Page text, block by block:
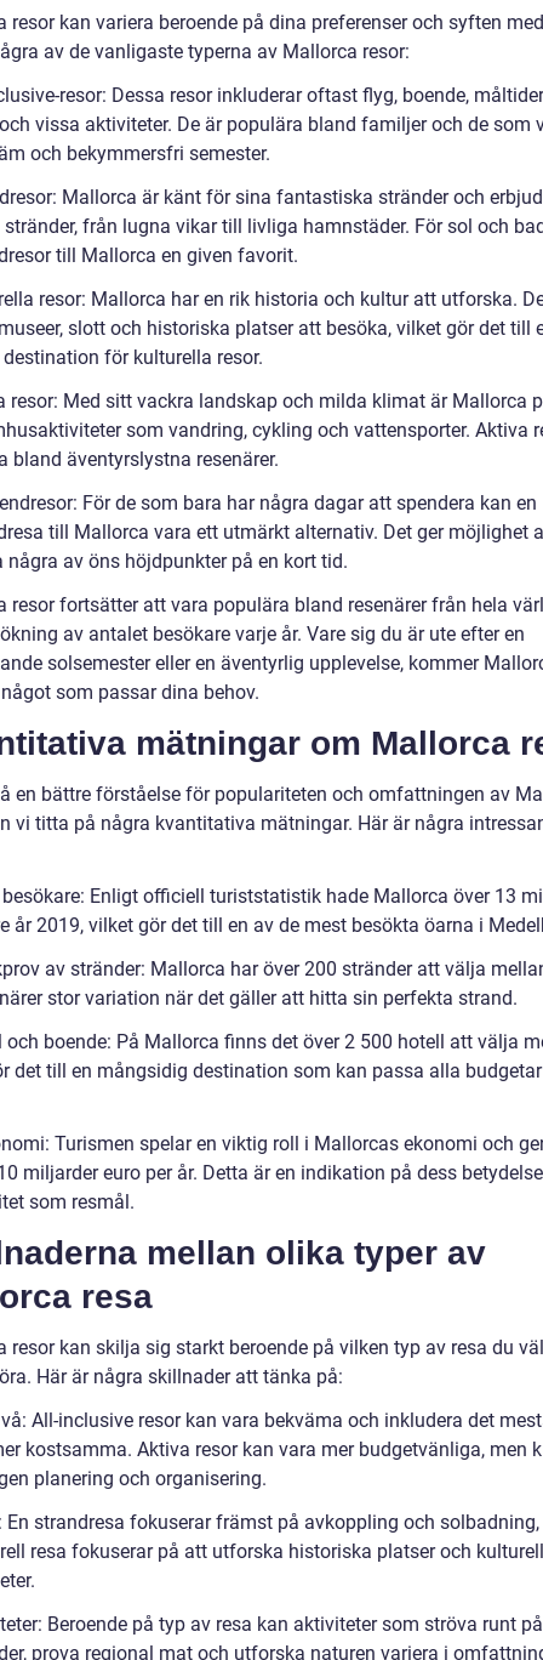
resor kan variera beroende på dina preferenser och syften
av de vanligaste typerna av Mallorca resor:
resor: Dessa resor inkluderar oftast flyg, boende,
vissa aktiviteter. De är populära bland familjer och de som
och bekymmersfri semester.
Mallorca är känt för sina fantastiska stränder och
stränder, från lugna vikar till livliga hamnstäder. För sol och
till Mallorca en given favorit.
resor: Mallorca har en rik historia och kultur att utforska.
slott och historiska platser att besöka, vilket gör det till
för kulturella resor.
resor: Med sitt vackra landskap och milda klimat är Mallorca
som vandring, cykling och vattensporter. Aktiva
bland äventyrslystna resenärer.
För de som bara har några dagar att spendera kan en
till Mallorca vara ett utmärkt alternativ. Det ger möjlighet
några av öns höjdpunkter på en kort tid.
resor fortsätter att vara populära bland resenärer från hela
av antalet besökare varje år. Vare sig du är ute efter en
solsemester eller en äventyrlig upplevelse, kommer
som passar dina behov.
mätningar om Mallorca
en bättre förståelse för populariteten och omfattningen av
vi titta på några kvantitativa mätningar. Här är några
Enligt officiell turiststatistik hade Mallorca över 13
år 2019, vilket gör det till en av de mest besökta öarna i
av stränder: Mallorca har över 200 stränder att välja
stor variation när det gäller att hitta sin perfekta strand.
och boende: På Mallorca finns det över 2 500 hotell att välja
det till en mångsidig destination som kan passa alla
Turismen spelar en viktig roll i Mallorcas ekonomi och
miljarder euro per år. Detta är en indikation på dess
som resmål.
mellan olika typer av
resa
resor kan skilja sig starkt beroende på vilken typ av resa du
Här är några skillnader att tänka på:
All-inclusive resor kan vara bekväma och inkludera det
kostsamma. Aktiva resor kan vara mer budgetvänliga, men
planering och organisering.
En strandresa fokuserar främst på avkoppling och
resa fokuserar på att utforska historiska platser och
Beroende på typ av resa kan aktiviteter som ströva runt på
prova regional mat och utforska naturen variera i